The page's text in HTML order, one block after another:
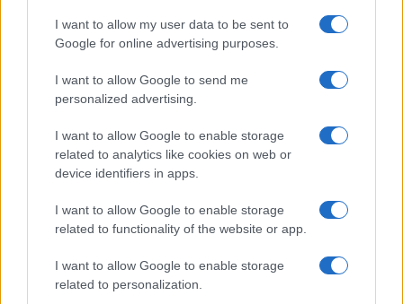
I want to allow my user data to be sent to
Google for online advertising purposes.
I want to allow Google to send me
personalized advertising.
I want to allow Google to enable storage
related to analytics like cookies on web or
device identifiers in apps.
I want to allow Google to enable storage
related to functionality of the website or app.
I want to allow Google to enable storage
related to personalization.
o
k
r st A
p
p
NOTIZIE RECENTI
Incendio nella notte a Olbia, a fuoco due furgoni
A fuoco un deposito con bombole, intervento dei
vigili del fuoco a Rudalza
Ristorante distrutto dalle fiamme a La